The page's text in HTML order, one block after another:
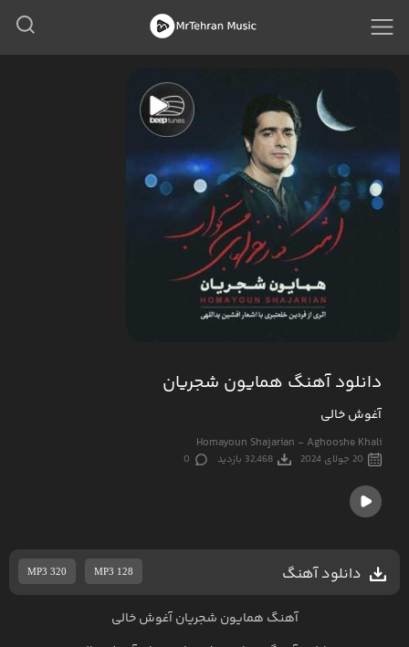
دانلود آهنگ همایون شجریان
آغوش خالی
Homayoun Shajarian - Aghooshe Khali
20 جولای 2024 32,468 بازدید 0
دانلود آهنگ MP3 320 MP3 128
آهنگ همایون شجریان آغوش خالی